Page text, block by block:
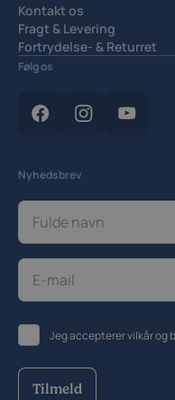
Kontakt os
Fragt & Levering
Fortrydelse- & Returret
Handelsbetingelser
Cookieindstillinger
Følg os
Nyhedsbrev
Jeg accepterervilkår og
Tilmeld